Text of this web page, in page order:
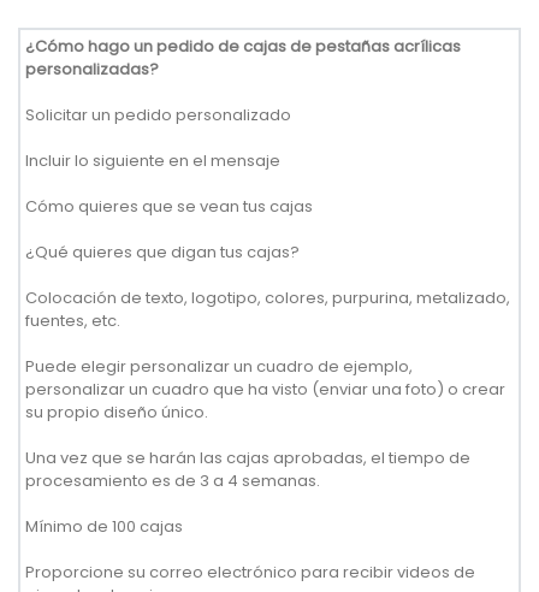
¿Cómo hago un pedido de cajas de pestañas acrílicas
personalizadas?
Solicitar un pedido personalizado
Incluir lo siguiente en el mensaje
Cómo quieres que se vean tus cajas
¿Qué quieres que digan tus cajas?
Colocación de texto, logotipo, colores, purpurina, metalizado,
fuentes, etc.
Puede elegir personalizar un cuadro de ejemplo,
personalizar un cuadro que ha visto (enviar una foto) o crear
su propio diseño único.
Una vez que se harán las cajas aprobadas, el tiempo de
procesamiento es de 3 a 4 semanas.
Mínimo de 100 cajas
Proporcione su correo electrónico para recibir videos de